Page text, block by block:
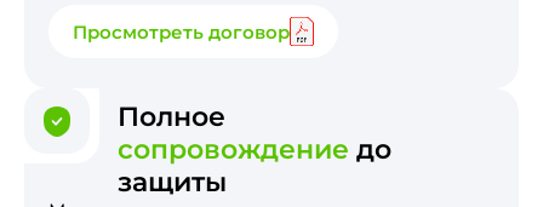
Просмотреть договор
Полное
сопровождение до
защиты